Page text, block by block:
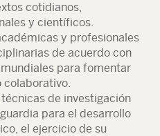
cotidianos,
y científicos.
y profesionales
de acuerdo con
para fomentar
colaborativo.
de investigación
para el desarrollo
el ejercicio de su